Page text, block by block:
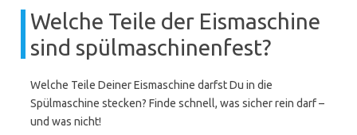
Welche Teile der Eismaschine
sind spülmaschinenfest?
Welche Teile Deiner Eismaschine darfst Du in die
Spülmaschine stecken? Finde schnell, was sicher rein darf –
und was nicht!